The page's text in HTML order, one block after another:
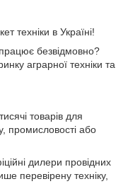
техніки в Україні!
безвідмовно?
аграрної техніки та
товарів для
промисловості або
дилери провідних
перевірену техніку,